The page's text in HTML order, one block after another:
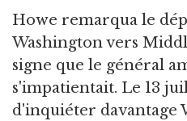
Howe remarqua le
Washington vers
signe que le général
s'impatientait. Le 13
d'inquiéter davantage